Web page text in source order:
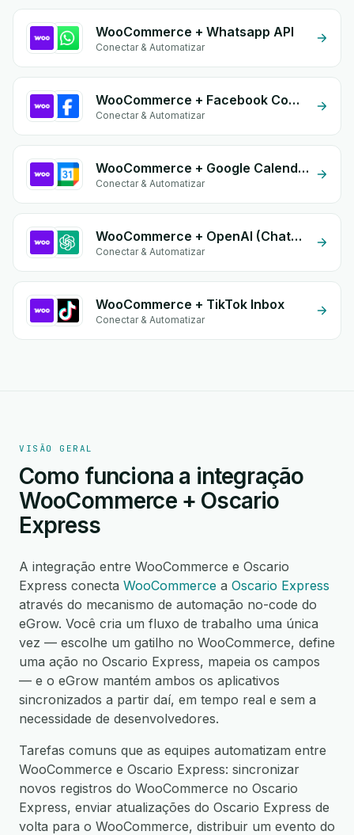
WooCommerce + Whatsapp API
Conectar & Automatizar
WooCommerce + Facebook Commerce
Conectar & Automatizar
WooCommerce + Google Calendar
Conectar & Automatizar
WooCommerce + OpenAI (ChatGPT)
Conectar & Automatizar
WooCommerce + TikTok Inbox
Conectar & Automatizar
VISÃO GERAL
Como funciona a integração
WooCommerce + Oscario
Express
A integração entre WooCommerce e Oscario
Express conecta WooCommerce a Oscario Express
através do mecanismo de automação no-code do
eGrow. Você cria um fluxo de trabalho uma única
vez — escolhe um gatilho no WooCommerce, define
uma ação no Oscario Express, mapeia os campos
— e o eGrow mantém ambos os aplicativos
sincronizados a partir daí, em tempo real e sem a
necessidade de desenvolvedores.
Tarefas comuns que as equipes automatizam entre
WooCommerce e Oscario Express: sincronizar
novos registros do WooCommerce no Oscario
Express, enviar atualizações do Oscario Express de
volta para o WooCommerce, distribuir um evento do